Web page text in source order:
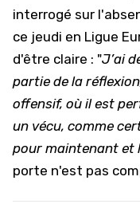
interrogé sur
ce jeudi en Ligue
d'être claire : "J’ai
partie de la
offensif, où il est
un vécu, comme
pour maintenant et
porte n'est pas